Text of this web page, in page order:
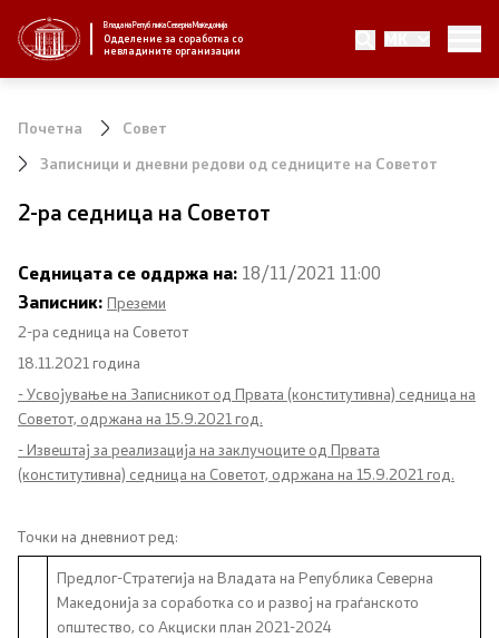
Влада на Република Северна Македонија
Одделение за соработка со
невладините организации
MK
За нас
Новости
Јавни повици
Стратегија
Стратегии по години
Извештаи
Спроведување на стратегија
Документи
Документи
Почетна
Совет
Записници и дневни редови од седниците на Советот
2-ра седница на Советот
Седницата се оддржа на: 18/11/2021 11:00
Записник: Преземи
2-ра седница на Советот
18.11.2021 година
- Усвојување на Записникот од Првата (конститутивна) седница на
Советот, одржана на 15.9.2021 год.
- Извештај за реализација на заклучоците од Првата
(конститутивна) седница на Советот, одржана на 15.9.2021 год.
Точки на дневниот ред:
Предлог-Стратегија на Владата на Република Северна
Македонија за соработка со и развој на граѓанското
општество, со Акциски план 2021-2024